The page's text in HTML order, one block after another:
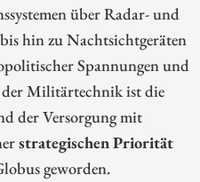
über Radar- und
hin zu Nachtsichtgeräten
Spannungen und
Militärtechnik ist die
der Versorgung mit
strategischen Priorität
geworden.